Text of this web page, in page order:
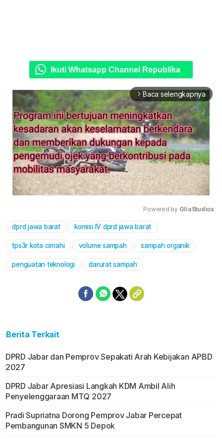
Ikuti Whatsapp Channel Republika
arrow_forward_ios Baca selengkapnya
Powered by GliaStudios
dprd jawa barat komisi IV dprd jawa barat
tps3r kota cimahi volume sampah sampah organik
penguatan teknologi darurat sampah
Berita Terkait
DPRD Jabar dan Pemprov Sepakati Arah Kebijakan APBD
2027
DPRD Jabar Apresiasi Langkah KDM Ambil Alih
Penyelenggaraan MTQ 2027
Pradi Supriatna Dorong Pemprov Jabar Percepat
Pembangunan SMKN 5 Depok